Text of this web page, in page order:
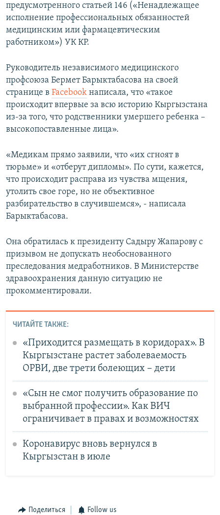
предусмотренного статьей 146 («Ненадлежащее
исполнение профессиональных обязанностей
медицинским или фармацевтическим
работником») УК КР.
Руководитель независимого медицинского
профсоюза Бермет Барыктабасова на своей
странице в Facebook написала, что «такое
происходит впервые за всю историю Кыргызстана
из-за того, что родственники умершего ребенка –
высокопоставленные лица».
«Медикам прямо заявили, что «их сгноят в
тюрьме» и «отберут дипломы». По сути, кажется,
что происходит расправа из чувства мщения,
утолить свое горе, но не объективное
разбирательство в случившемся», - написала
Барыктабасова.
Она обратилась к президенту Садыру Жапарову с
призывом не допускать необоснованного
преследования медработников. В Министерстве
здравоохранения данную ситуацию не
прокомментировали.
ЧИТАЙТЕ ТАКЖЕ:
«Приходится размещать в коридорах». В
Кыргызстане растет заболеваемость
ОРВИ, две трети болеющих − дети
«Сын не смог получить образование по
выбранной профессии». Как ВИЧ
ограничивает в правах и возможностях
Коронавирус вновь вернулся в
Кыргызстан в июле
Поделиться Follow us